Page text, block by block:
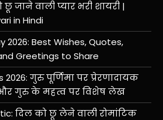
जाने वाली प्यार भरी शायरी |
in Hindi
2026: Best Wishes, Quotes,
Greetings to Share
2026: गुरु पूर्णिमा पर प्रेरणादायक
गुरु के महत्व पर विशेष लेख
दिल को छू लेने वाली रोमांटिक